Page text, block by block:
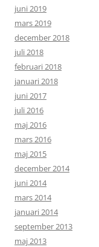
juni 2019
mars 2019
december 2018
juli 2018
februari 2018
januari 2018
juni 2017
juli 2016
maj 2016
mars 2016
maj 2015
december 2014
juni 2014
mars 2014
januari 2014
september 2013
maj 2013